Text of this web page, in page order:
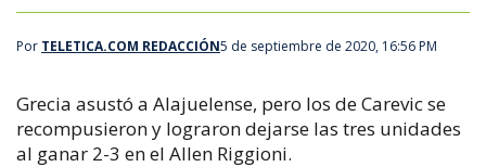
Por TELETICA.COM REDACCIÓN5 de septiembre de 2020, 16:56 PM
Grecia asustó a Alajuelense, pero los de Carevic se
recompusieron y lograron dejarse las tres unidades
al ganar 2-3 en el Allen Riggioni.